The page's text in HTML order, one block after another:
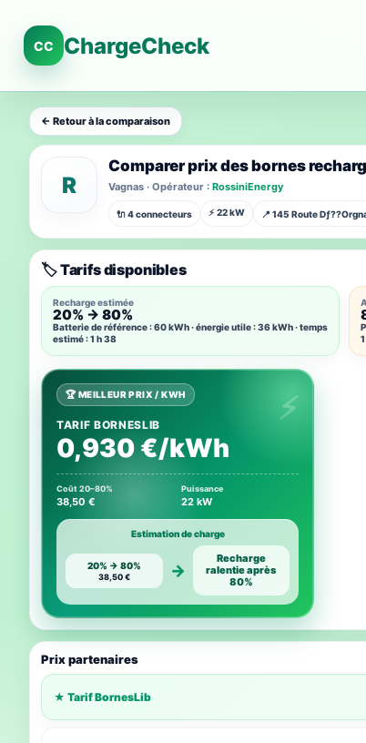
CC ChargeCheck
← Retour à la comparaison
R
Comparer prix des bornes
Vagnas · Opérateur : RossiniEnergy
🔌 4 connecteurs ⚡ 22 kW 📍 145 Route
🏷️ Tarifs disponibles
Recharge estimée
20% → 80%
Batterie de référence : 60 kWh · énergie utile : 36 kWh · temps
estimé : 1 h 38
🏆 MEILLEUR PRIX / KWH
TARIF BORNESLIB
0,930 €/kWh
Coût 20–80%
38,50 €
Puissance
22 kW
Estimation de charge
20% → 80%
38,50 € →
Recharge
ralentie après
80%
Prix partenaires
★ Tarif BornesLib